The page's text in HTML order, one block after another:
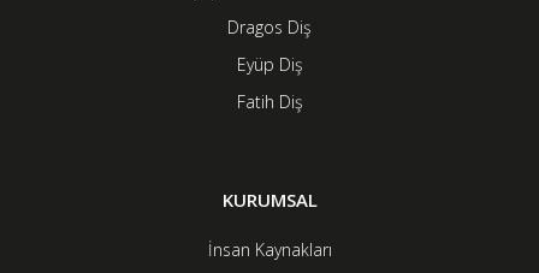
Dragos Diş
Eyüp Diş
Fatih Diş
KURUMSAL
İnsan Kaynakları